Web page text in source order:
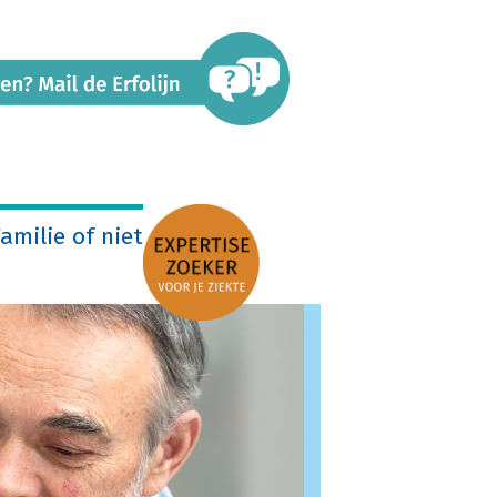
of niet